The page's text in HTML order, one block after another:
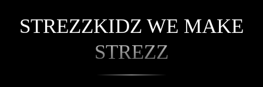
STREZZKIDZ WE MAKE
STREZZ